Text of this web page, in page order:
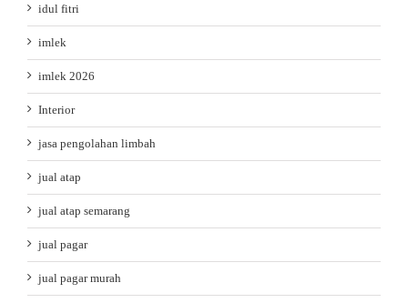
idul fitri
imlek
imlek 2026
Interior
jasa pengolahan limbah
jual atap
jual atap semarang
jual pagar
jual pagar murah